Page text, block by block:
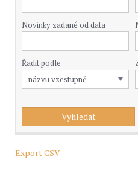
Novinky zadané od data
Řadit podle
Export CSV